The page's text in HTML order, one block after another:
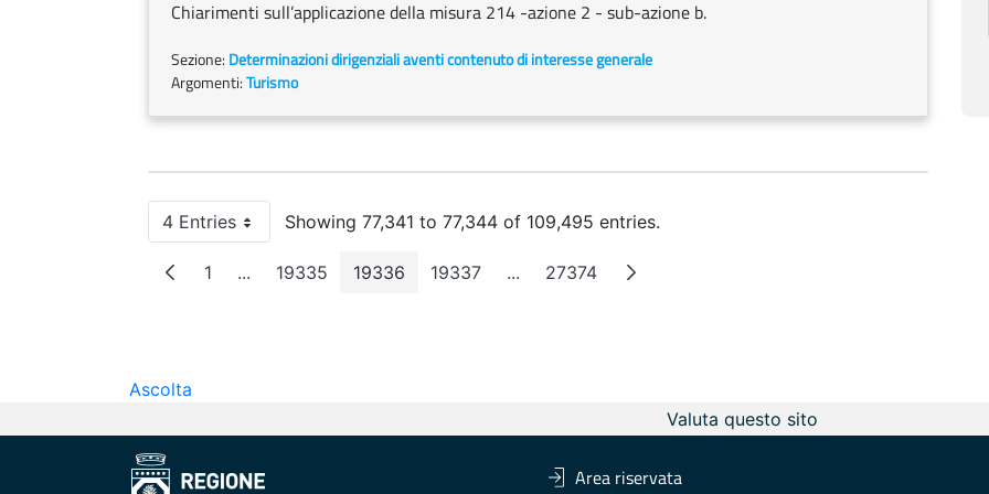
Chiarimenti sull’applicazione della misura 214 -azione 2 - sub-azione b.
Sezione: Determinazioni dirigenziali aventi contenuto di interesse generale
Argomenti:Turismo
4 EntriesPer PageShowing 77,341 to 77,344 of 109,495 entries.
Page
1 ...Intermediate Pages
Page
19335 Page
19336 Page
19337 ...Intermediate Pages
Page
27374
Ascolta
Valuta questo sito
Area riservata